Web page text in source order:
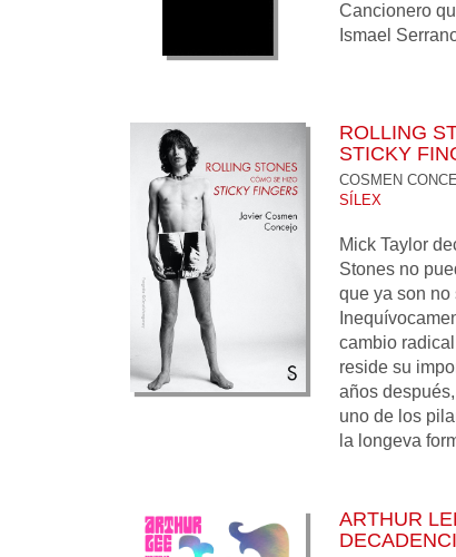
Cancionero
Ismael
ROLLING
STICKY
COSMEN
SÍLEX
Mick Taylor
Stones no
que ya son no
cambio
reside su
años
uno de los
la longeva
ARTHUR